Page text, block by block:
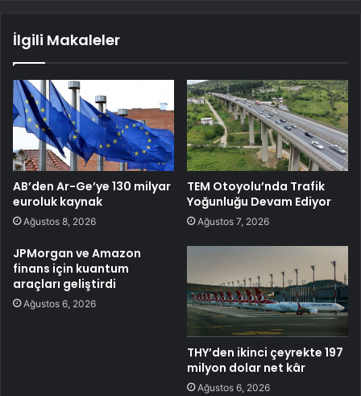
İlgili Makaleler
AB’den Ar-Ge’ye 130 milyar
euroluk kaynak
Ağustos 8, 2026
TEM Otoyolu’nda Trafik
Yoğunluğu Devam Ediyor
Ağustos 7, 2026
JPMorgan ve Amazon
finans için kuantum
araçları geliştirdi
Ağustos 6, 2026
THY’den ikinci çeyrekte 197
milyon dolar net kâr
Ağustos 6, 2026